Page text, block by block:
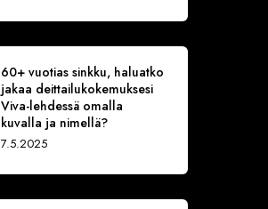
60+ vuotias sinkku, haluatko
jakaa deittailukokemuksesi
Viva-lehdessä omalla
kuvalla ja nimellä?
7.5.2025